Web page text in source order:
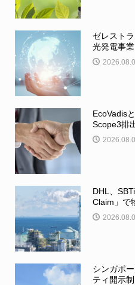
ゼレスト
光発電事業
EcoVadis
Scope3排
DHL、
Claim」で
シンガポ
ティ開示制